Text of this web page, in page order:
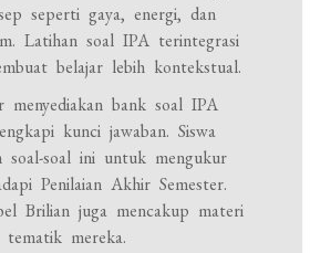
seperti gaya, energi, dan
Latihan soal IPA terintegrasi
belajar lebih kontekstual.
menyediakan bank soal IPA
kunci jawaban. Siswa
soal-soal ini untuk mengukur
Penilaian Akhir Semester.
Brilian juga mencakup materi
mereka.